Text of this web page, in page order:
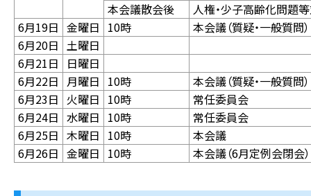
本会議散会後
人権・少子高齢化問題
6月19日 金曜日 10時
本会議（質疑・一般質問）
6月20日 土曜日
6月21日
日曜日
6月22日 月曜日 10時
本会議（質疑・一般質問）
6月23日 火曜日 10時
常任委員会
6月24日 水曜日 10時
常任委員会
6月25日 木曜日 10時
本会議
6月26日 金曜日 10時 本会議（6月定例会閉会）